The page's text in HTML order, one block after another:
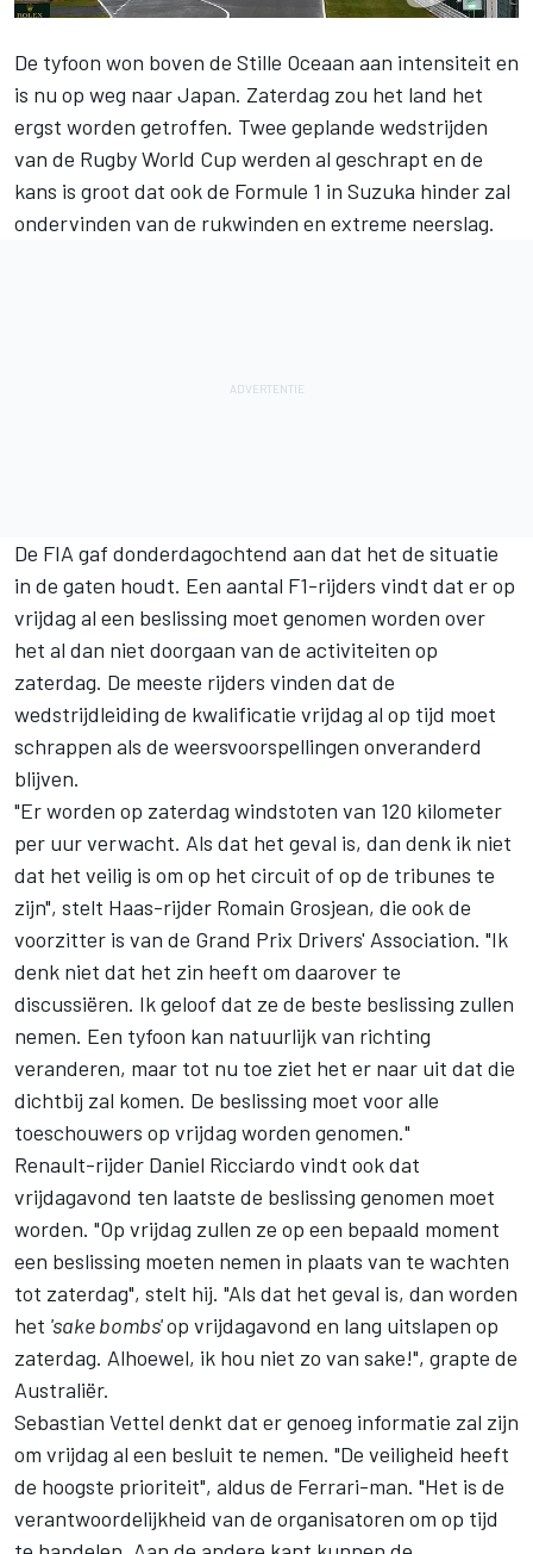
De tyfoon won boven de Stille Oceaan aan intensiteit en
is nu op weg naarJapan. Zaterdag zou het land het
ergst worden getroffen. Twee geplande wedstrijden
van de Rugby World Cup werden al geschrapt en de
kans is groot dat ook de Formule 1 in Suzuka hinder zal
ondervinden van de rukwinden en extreme neerslag.
De FIA gaf donderdagochtend aan dat het de situatie
in de gaten houdt. Een aantal F1-rijders vindt dat er op
vrijdag al een beslissing moet genomen worden over
het al dan niet doorgaan van de activiteiten op
zaterdag. De meeste rijders vinden dat de
wedstrijdleiding de kwalificatie vrijdag al op tijd moet
schrappen als de weersvoorspellingen onveranderd
blijven.
"Er worden op zaterdag windstoten van 120 kilometer
per uur verwacht. Als dat het geval is, dan denk ik niet
dat het veilig is om op het circuit of op de tribunes te
zijn", stelt Haas-rijder Romain Grosjean, die ook de
voorzitter is van de Grand Prix Drivers' Association. "Ik
denk niet dat het zin heeft om daarover te
discussiëren. Ik geloof dat ze de beste beslissing zullen
nemen. Een tyfoon kan natuurlijk van richting
veranderen, maar tot nu toe ziet het er naar uit dat die
dichtbij zal komen. De beslissing moet voor alle
toeschouwers op vrijdag worden genomen."
Renault-rijder Daniel Ricciardo vindt ook dat
vrijdagavond ten laatste de beslissing genomen moet
worden. "Op vrijdag zullen ze op een bepaald moment
een beslissing moeten nemen in plaats van te wachten
tot zaterdag", stelt hij. "Als dat het geval is, dan worden
het 'sake bombs'op vrijdagavond en lang uitslapen op
zaterdag. Alhoewel, ik hou niet zo van sake!", grapte de
Australiër.
Sebastian Vettel denkt dat er genoeg informatie zal zijn
om vrijdag al een besluit te nemen. "De veiligheid heeft
de hoogste prioriteit", aldus de Ferrari-man. "Het is de
verantwoordelijkheid van de organisatoren om op tijd